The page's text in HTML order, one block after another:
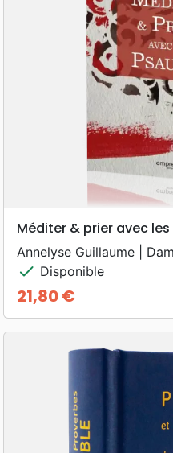
Méditer & prier avec les
Annelyse Guillaume |
check Disponible
Prix
21,80 €